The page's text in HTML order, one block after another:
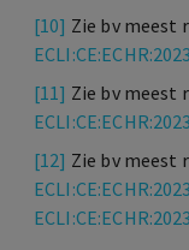
[10] Zie bv meest
[11] Zie bv meest
[12] Zie bv meest